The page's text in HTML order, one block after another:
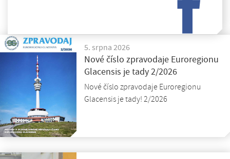
5. srpna 2026
Nové číslo zpravodaje Euroregionu
Glacensis je tady 2/2026
Nové číslo zpravodaje Euroregionu
Glacensis je tady! 2/2026